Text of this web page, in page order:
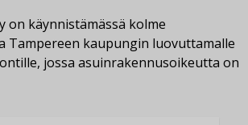
on käynnistämässä kolme
Tampereen kaupungin luovuttamalle
jossa asuinrakennusoikeutta on